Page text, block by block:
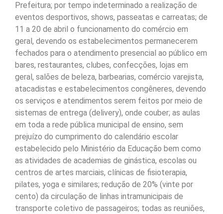
Prefeitura; por tempo indeterminado a realização de
eventos desportivos, shows, passeatas e carreatas; de
11 a 20 de abril o funcionamento do comércio em
geral, devendo os estabelecimentos permanecerem
fechados para o atendimento presencial ao público em
bares, restaurantes, clubes, confecções, lojas em
geral, salões de beleza, barbearias, comércio varejista,
atacadistas e estabelecimentos congêneres, devendo
os serviços e atendimentos serem feitos por meio de
sistemas de entrega (delivery), onde couber; as aulas
em toda a rede pública municipal de ensino, sem
prejuízo do cumprimento do calendário escolar
estabelecido pelo Ministério da Educação bem como
as atividades de academias de ginástica, escolas ou
centros de artes marciais, clínicas de fisioterapia,
pilates, yoga e similares; redução de 20% (vinte por
cento) da circulação de linhas intramunicipais de
transporte coletivo de passageiros; todas as reuniões,